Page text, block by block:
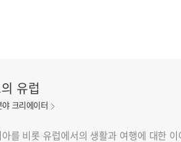
유럽
크리에이터
아를 비롯 유럽에서의 생활과 여행에 대한